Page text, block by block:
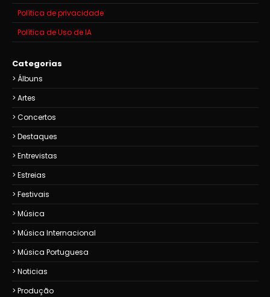
Política de privacidade
Política de Uso de IA
Categorias
Álbuns
Artes
Concertos
Destaques
Entrevistas
Estreias
Festivais
Música
Música Internacional
Música Portuguesa
Noticias
Produção